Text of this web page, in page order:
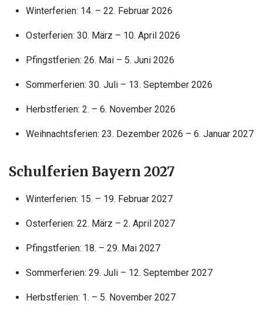
Winterferien: 14. – 22. Februar 2026
Osterferien: 30. März – 10. April 2026
Pfingstferien: 26. Mai – 5. Juni 2026
Sommerferien: 30. Juli – 13. September 2026
Herbstferien: 2. – 6. November 2026
Weihnachtsferien: 23. Dezember 2026 – 6. Januar 2027
Schulferien Bayern 2027
Winterferien: 15. – 19. Februar 2027
Osterferien: 22. März – 2. April 2027
Pfingstferien: 18. – 29. Mai 2027
Sommerferien: 29. Juli – 12. September 2027
Herbstferien: 1. – 5. November 2027